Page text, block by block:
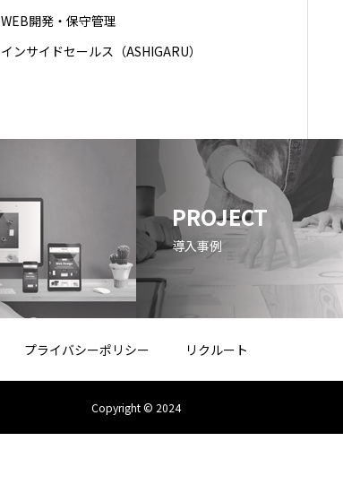
WEB開発・保守管理
インサイドセールス（ASHIGARU）
PROJECT
導入事例
プライバシーポリシー リクルート
Copyright © 2024